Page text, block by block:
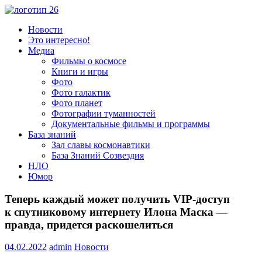
Пропустить
перейти
содержимому
Всё
космосе.
Новости
Это интересно!
Медиа
Фильмы о космосе
Книги и игры
Фото
Фото галактик
Фото планет
Фотографии туманностей
Документальные фильмы и программы
База знаний
Зал славы космонавтики
База Знаний Созвездия
НЛО
Юмор
Теперь каждый может получить VIP-доступ
к спутниковому интернету Илона Маска —
правда, придется раскошелиться
04.02.2022 admin Новости